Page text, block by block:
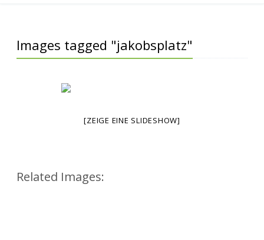
Images tagged "jakobsplatz"
[ZEIGE EINE SLIDESHOW]
Related Images: